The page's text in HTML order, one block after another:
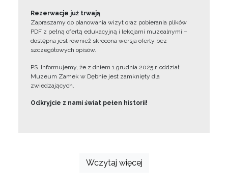
Rezerwacje już trwają
Zapraszamy do planowania wizyt oraz pobierania plików
PDF z pełną ofertą edukacyjną i lekcjami muzealnymi –
dostępna jest również skrócona wersja oferty bez
szczegółowych opisów.
PS. Informujemy, że z dniem 1 grudnia 2025 r. oddział
Muzeum Zamek w Dębnie jest zamknięty dla
zwiedzających.
Odkryjcie z nami świat pełen historii!
Wczytaj więcej